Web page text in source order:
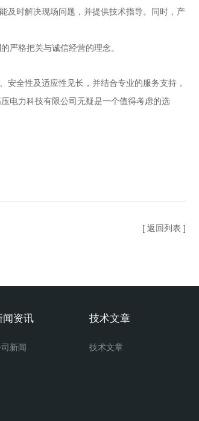
及时解决现场问题，并提供技术指导。同时，产
严格把关与诚信经营的理念。
全性及适应性见长，并结合专业的服务支持，
电力科技有限公司无疑是一个值得考虑的选
[ 返回列表 ]
闻资讯
新闻
技术文章
技术文章